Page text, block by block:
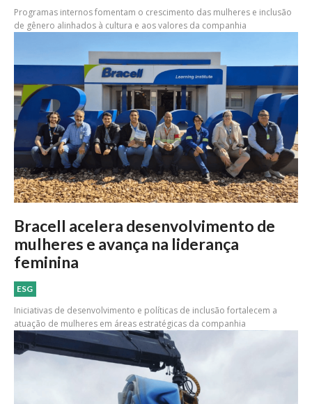
Programas internos fomentam o crescimento das mulheres e inclusão
de gênero alinhados à cultura e aos valores da companhia
Bracell acelera desenvolvimento de
mulheres e avança na liderança
feminina
ESG
Iniciativas de desenvolvimento e políticas de inclusão fortalecem a
atuação de mulheres em áreas estratégicas da companhia